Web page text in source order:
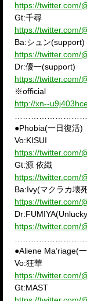
https://twitter.com/
Gt:千尋
https://twitter.com/
Ba:シュン(support)
https://twitter.com/
Dr:優一(support)
https://twitter.com/
※official
http://xn--
●Phobia(一日復活)
Vo:KISUI
https://twitter.com/
Gt:源 依織
https://twitter.com/
Ba:Ivy(マクラカ壊
https://twitter.com/
https://twitter.com/
●Aliene Ma’riage(
Vo:狂華
https://twitter.com/
Gt:MAST